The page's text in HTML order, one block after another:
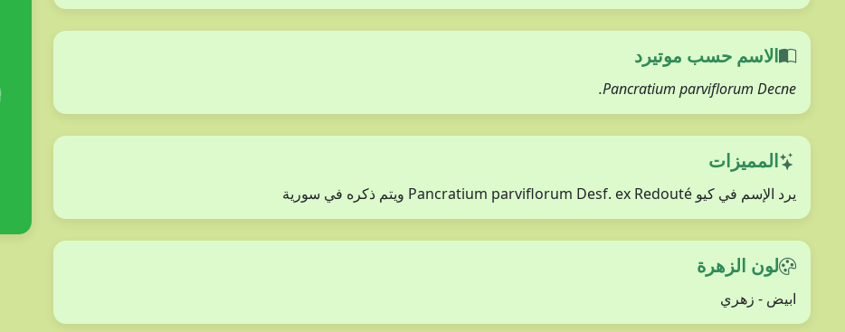
الاسم حسب موتيرد
Pancratium parviflorum Decne.
المميزات
يرد الإسم في كيو Pancratium parviflorum Desf. ex Redouté ويتم ذكره في سورية
لون الزهرة
ابيض - زهري